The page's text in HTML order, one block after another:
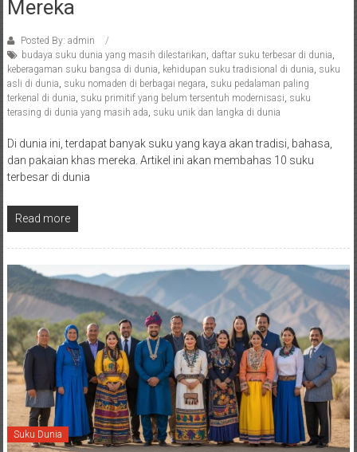
Mereka
Posted By: admin
budaya suku dunia yang masih dilestarikan daftar suku terbesar di dunia
keberagaman suku bangsa di dunia kehidupan suku tradisional di dunia suku
asli di dunia suku nomaden di berbagai negara suku pedalaman paling
terkenal di dunia suku primitif yang belum tersentuh modernisasi suku
terasing di dunia yang masih ada suku unik dan langka di dunia
Di dunia ini, terdapat banyak suku yang kaya akan tradisi, bahasa,
dan pakaian khas mereka. Artikel ini akan membahas 10 suku
terbesar di dunia
Read more
Suku Dunia